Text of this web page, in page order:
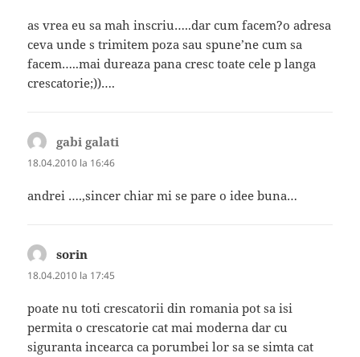
as vrea eu sa mah inscriu…..dar cum facem?o adresa
ceva unde s trimitem poza sau spune’ne cum sa
facem…..mai dureaza pana cresc toate cele p langa
crescatorie;))….
gabi galati
18.04.2010 la 16:46
andrei ….,sincer chiar mi se pare o idee buna…
sorin
18.04.2010 la 17:45
poate nu toti crescatorii din romania pot sa isi
permita o crescatorie cat mai moderna dar cu
siguranta incearca ca porumbei lor sa se simta cat